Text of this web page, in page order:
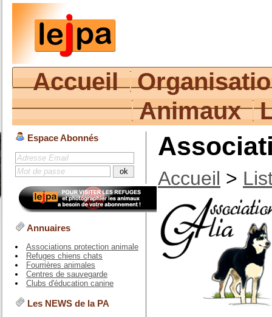
Accueil
Animaux
Espace Abonnés
Annuaires
Associations protection animale
Refuges chiens chats
Fourrières animales
Centres de sauvegarde
Clubs d'éducation canine
Les NEWS de la PA
Accueil >